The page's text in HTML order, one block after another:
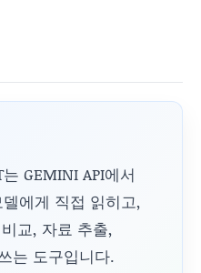
GEMINI API에서
에게 직접 읽히고,
교, 자료 추출,
는 도구입니다.